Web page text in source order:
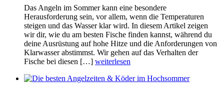
Das Angeln im Sommer kann eine besondere
Herausforderung sein, vor allem, wenn die Temperaturen
steigen und das Wasser klar wird. In diesem Artikel zeigen
wir dir, wie du am besten Fische finden kannst, während du
deine Ausrüstung auf hohe Hitze und die Anforderungen von
Klarwasser abstimmst. Wir gehen auf das Verhalten der
Fische bei diesen […] weiterlesen